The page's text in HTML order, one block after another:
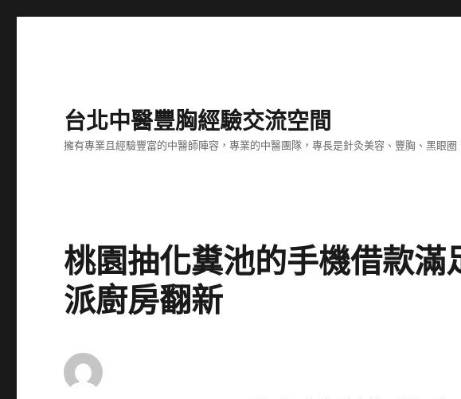
台北中醫豐胸經驗交流空間
擁有專業且經驗豐富的中醫師陣容，專業的中醫團隊，專長是針灸美容、豐胸、黑眼
桃園抽化糞池的手機借款滿
派廚房翻新